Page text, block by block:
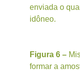
enviada o
idôneo.
Figura 6 –
formar a